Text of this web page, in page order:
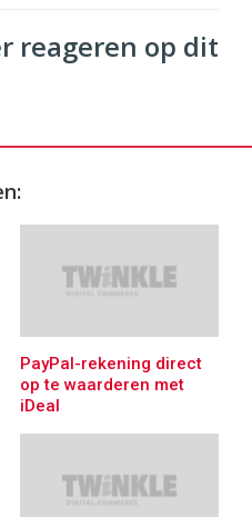
reageren op dit
PayPal-rekening direct
op te waarderen met
iDeal